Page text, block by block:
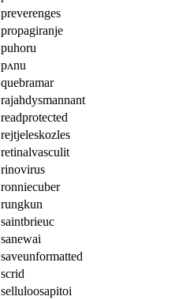
preverenges
propagiranje
puhoru
pʌnu
quebramar
rajahdysmannant
readprotected
rejtjeleskozles
retinalvasculit
rinovirus
ronniecuber
rungkun
saintbrieuc
sanewai
saveunformatted
scrid
selluloosapitoi